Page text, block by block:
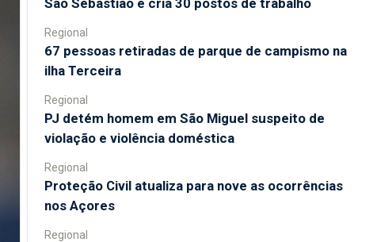
Regional
67 pessoas retiradas de parque de campismo na
ilha Terceira
Regional
PJ detém homem em São Miguel suspeito de
violação e violência doméstica
Regional
Proteção Civil atualiza para nove as ocorrências
nos Açores
Regional